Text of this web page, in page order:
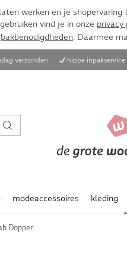
werken en je
vind je in onze privacy
bakbenodigdheden. Daarmee
verzonden hippe inpakservice
modeaccessoires kleding
Dopper